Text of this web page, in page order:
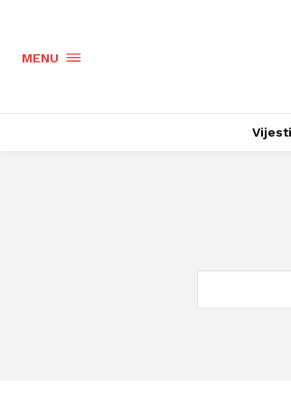
MENU
Vijesti